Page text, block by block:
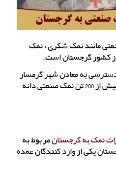
مانند نمک شکری ، نمک
کشور گرجستان است.
به معادن شهر گرمسار
توانایی تولید و عرضه روزانه بیش از 200 تن نمک صنعتی دانه
نمک به گرجستانمربوط به
یکی از وارد کنندگان عمده